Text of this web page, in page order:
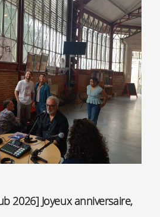
2026] Joyeux anniversaire,